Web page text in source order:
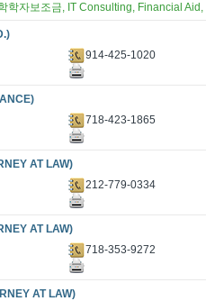
학자보조금, IT Consulting, Financial
914-425-1020
718-423-1865
AT LAW)
212-779-0334
AT LAW)
718-353-9272
AT LAW)